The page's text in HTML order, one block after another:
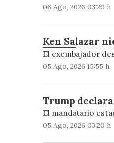
06 Ago, 2026 03:20 h
Ken Salazar
El exembajador
05 Ago, 2026 15:55 h
Trump
El mandatario
05 Ago, 2026 03:20 h